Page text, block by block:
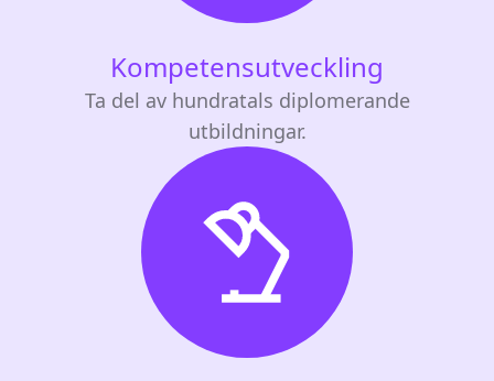
Kompetensutveckling
Ta del av hundratals diplomerande
utbildningar.